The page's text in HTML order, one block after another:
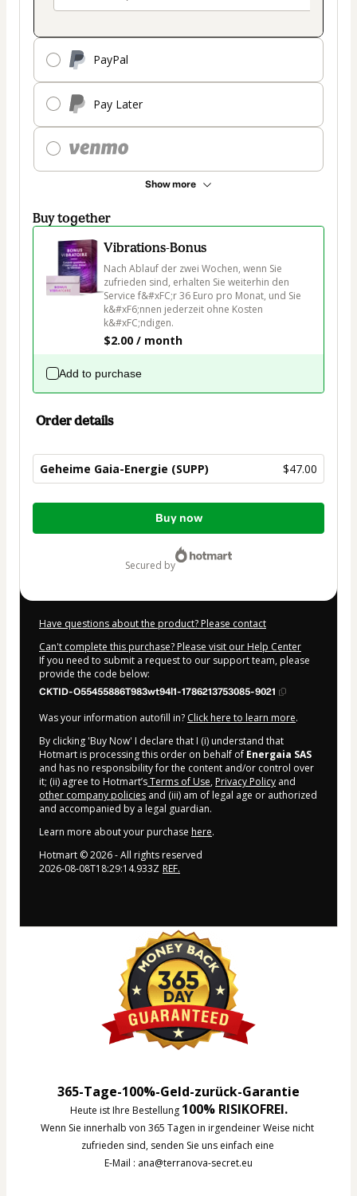
PayPal
Pay Later
Show more
Buy together
Vibrations-Bonus
Nach Ablauf der zwei Wochen, wenn Sie
zufrieden sind, erhalten Sie weiterhin den
Service f&#xFC;r 36 Euro pro Monat, und Sie
k&#xF6;nnen jederzeit ohne Kosten
k&#xFC;ndigen.
$2.00 / month
Add to purchase
Order details
Geheime Gaia-Energie (SUPP) $47.00
Total
Buy now
secured by
Have questions about the product? Please contact
Can't complete this purchase? Please visit our Help Center
If you need to submit a request to our support team, please
provide the code below:
CKTID-O55455886T983wt94l1-1786213753085-9021
Was your information autofill in? Click here to learn more.
By clicking 'Buy Now' I declare that I (i) understand that
Hotmart is processing this order on behalf of Energaia SAS
and has no responsibility for the content and/or control over
it; (ii) agree to Hotmart’sTerms of Use, Privacy Policy and
other company policies and (iii) am of legal age or authorized
and accompanied by a legal guardian.
Learn more about your purchase here.
Hotmart ©2026- All rights reserved
2026-08-08T18:29:14.933Z REF.
365-Tage-100%-Geld-zurück-Garantie
Heute ist Ihre Bestellung 100% RISIKOFREI.
Wenn Sie innerhalb von 365 Tagen in irgendeiner Weise nicht
zufrieden sind, senden Sie uns einfach eine
E-Mail : ana@terranova-secret.eu